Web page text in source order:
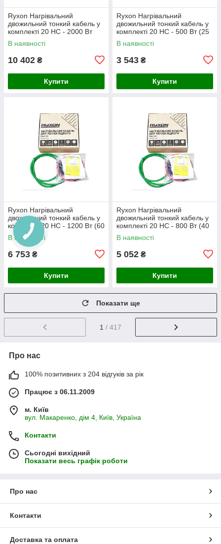
Ryxon Нагрівальний
двожильний тонкий кабель у
комплекті 20 HC - 2000 Вт
(100 м)
В наявності
10 402 ₴
Купити
Ryxon Нагрівальний
двожильний тонкий кабель у
комплекті 20 HC - 500 Вт (25
м)
В наявності
3 543 ₴
Купити
Ryxon Нагрівальний
двожильний тонкий кабель у
комплекті 20 HC - 1200 Вт (60
м)
В наявності
6 753 ₴
Купити
Ryxon Нагрівальний
двожильний тонкий кабель у
комплекті 20 HC - 800 Вт (40
м)
В наявності
5 052 ₴
Купити
Показати ще
1 / 417
Про нас
100% позитивних з 204 відгуків за рік
Працює з 06.11.2009
м. Київ
вул. Макаренко, дім 4, Київ, Україна
Контакти
Сьогодні вихідний
Показати весь графік роботи
Про нас
Контакти
Доставка та оплата